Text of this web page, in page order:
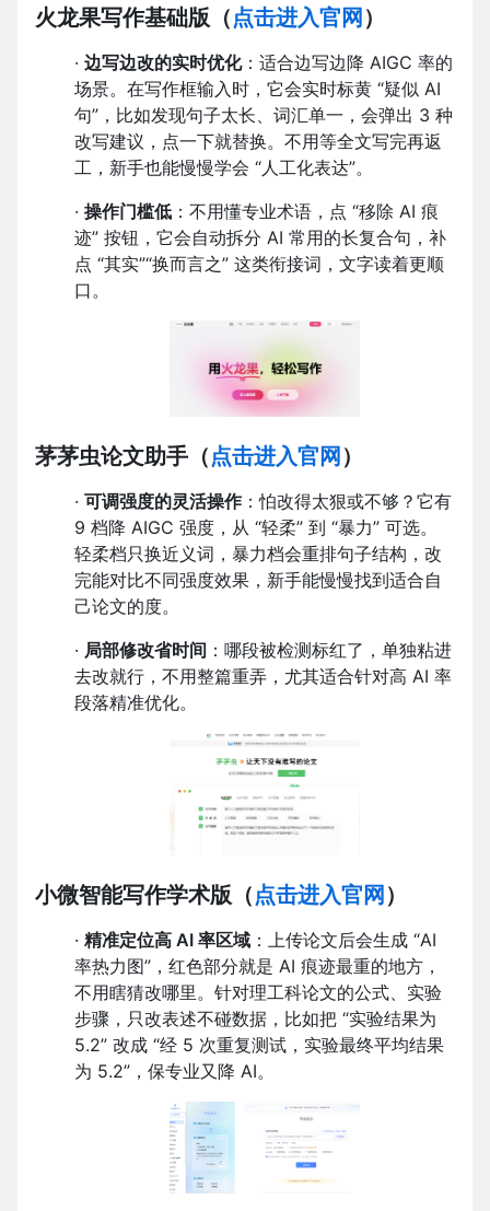
火龙果写作基础版 （点击进入官网 ）
· 边写边改的实时优化：适合边写边降 AIGC 率的
场景。在写作框输入时，它会实时标黄 “疑似 AI
句”，比如发现句子太长、词汇单一，会弹出 3 种
改写建议，点一下就替换。不用等全文写完再返
工，新手也能慢慢学会 “人工化表达”。
· 操作门槛低 ：不用懂专业术语，点 “移除 AI 痕
迹” 按钮，它会自动拆分 AI 常用的长复合句，补
点 “其实”“换而言之” 这类衔接词，文字读着更顺
口。
茅茅虫论文助手 （点击进入官网 ）
· 可调强度的灵活操作：怕改得太狠或不够？它有
9 档降 AIGC 强度，从 “轻柔” 到 “暴力” 可选。
轻柔档只换近义词，暴力档会重排句子结构，改
完能对比不同强度效果，新手能慢慢找到适合自
己论文的度。
· 局部修改省时间 ：哪段被检测标红了，单独粘进
去改就行，不用整篇重弄，尤其适合针对高 AI 率
段落精准优化。
小微智能写作学术版 （点击进入官网 ）
· 精准定位高 AI 率区域 ：上传论文后会生成 “AI
率热力图”，红色部分就是 AI 痕迹最重的地方，
不用瞎猜改哪里。针对理工科论文的公式、实验
步骤，只改表述不碰数据，比如把 “实验结果为
5.2” 改成 “经 5 次重复测试，实验最终平均结果
为 5.2”，保专业又降 AI。